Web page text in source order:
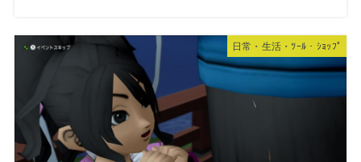
日常・生活・ﾂｰﾙ・ｼｮｯﾌﾟ